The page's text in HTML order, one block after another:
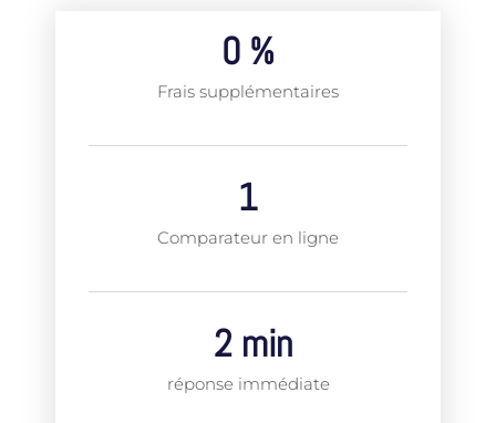
Frais supplémentaires
0 %
Comparateur en ligne
1
réponse immédiate
2 min